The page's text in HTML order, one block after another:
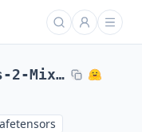
Nous-Hermes-2-Mixtral-8x7B-DPO-GPTQ